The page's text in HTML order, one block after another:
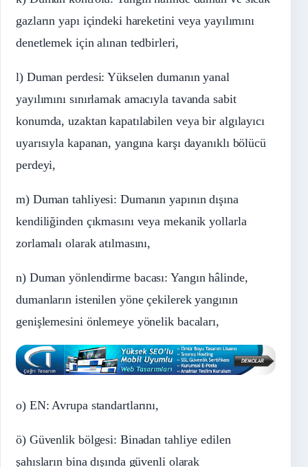
gazların yapı içindeki hareketini veya yayılımını
denetlemek için alınan tedbirleri,
l) Duman perdesi: Yükselen dumanın yanal
yayılımını sınırlamak amacıyla tavanda sabit
konumda, uzaktan kapatılabilen veya bir algılayıcı
uyarısıyla kapanan, yangına karşı dayanıklı bölücü
perdeyi,
m) Duman tahliyesi: Dumanın yapının dışına
kendiliğinden çıkmasını veya mekanik yollarla
zorlamalı olarak atılmasını,
n) Duman yönlendirme bacası: Yangın hâlinde,
dumanların istenilen yöne çekilerek yangının
genişlemesini önlemeye yönelik bacaları,
o) EN: Avrupa standartlarını,
ö) Güvenlik bölgesi: Binadan tahliye edilen
şahısların bina dışında güvenli olarak